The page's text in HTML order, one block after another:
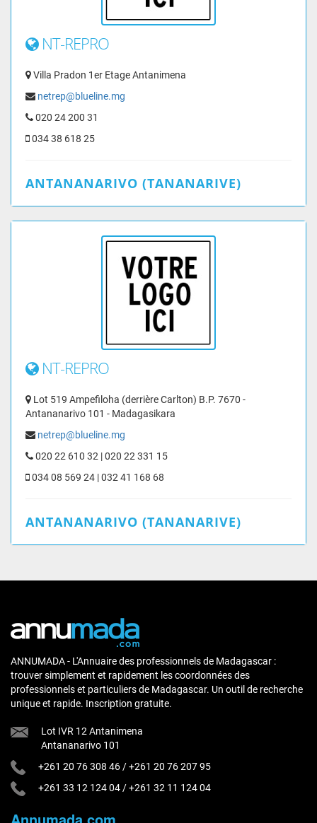
NT-REPRO
Villa Pradon 1er Etage Antanimena
netrep@blueline.mg
020 24 200 31
034 38 618 25
ANTANANARIVO (TANANARIVE)
NT-REPRO
Lot 519 Ampefiloha (derrière Carlton) B.P. 7670 -
Antananarivo 101 - Madagasikara
netrep@blueline.mg
020 22 610 32 | 020 22 331 15
034 08 569 24 | 032 41 168 68
ANTANANARIVO (TANANARIVE)
ANNUMADA - L'Annuaire des professionnels de Madagascar :
trouver simplement et rapidement les coordonnées des
professionnels et particuliers de Madagascar. Un outil de recherche
unique et rapide. Inscription gratuite.
Lot IVR 12 Antanimena
Antananarivo 101
+261 20 76 308 46 /+261 20 76 207 95
+261 33 12 124 04 /+261 32 11 124 04